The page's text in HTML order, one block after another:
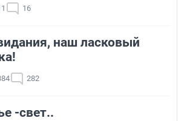
16
наш ласковый
282
-свет..